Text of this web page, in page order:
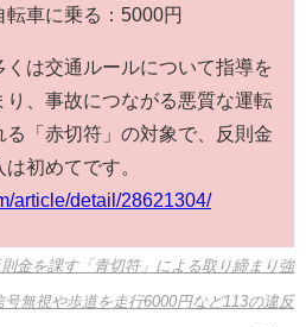
車に乗る：5000円
くは交通ルールについて指導を
、事故につながる悪質な運転
「赤切符」の対象で、反則金
初めてです。
article/detail/28621304/
金を課す「青切符」による取り締まり強
無視や歩道を走行6000円など113の違反